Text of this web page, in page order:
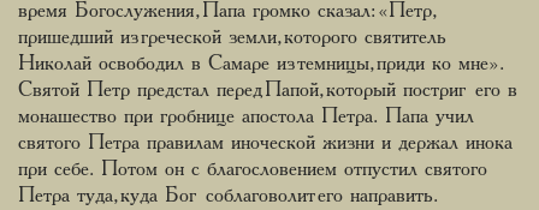
время Богослужения, Папа громко сказал: «Петр,
пришедший из греческой земли, которого святитель
Николай освободил в Самаре из темницы, приди ко мне».
Святой Петр предстал перед Папой, который постриг его в
монашество при гробнице апостола Петра. Папа учил
святого Петра правилам иноческой жизни и держал инока
при себе. Потом он с благословением отпустил святого
Петра туда, куда Бог соблаговолит его направить.